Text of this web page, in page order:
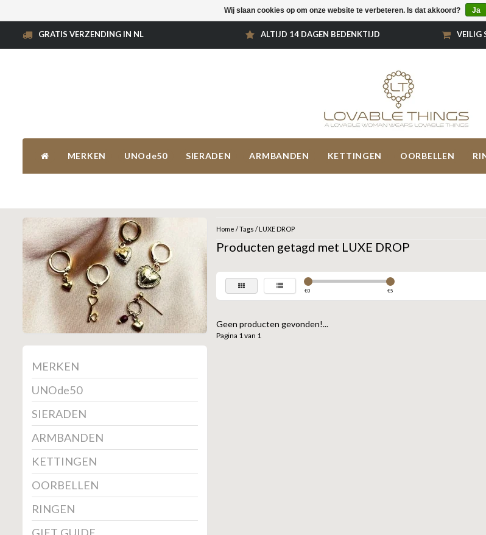
GRATIS VERZENDING IN NL ALTIJD 14 DAGEN BEDENKTIJD VEILIG
MERKEN UNOde50 SIERADEN ARMBANDEN KETTINGEN OORBELLEN
MERKEN
UNOde50
SIERADEN
ARMBANDEN
KETTINGEN
OORBELLEN
RINGEN
Home /Tags / LUXE DROP
Producten getagd met LUXE DROP
€0 €5
Geen producten gevonden!...
Pagina 1 van 1
Wij slaan cookies op om onze website te verbeteren. Is dat akkoord? Ja